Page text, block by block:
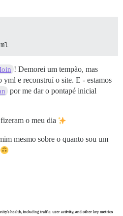
! Demorei um tempão, mas
yml e reconstruí o site. E - estamos
por me dar o pontapé inicial
o meu dia
mesmo sobre o quanto sou um